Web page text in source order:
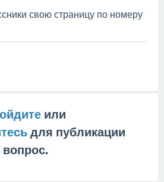
свою страницу по номеру
или
для публикации
вопрос.